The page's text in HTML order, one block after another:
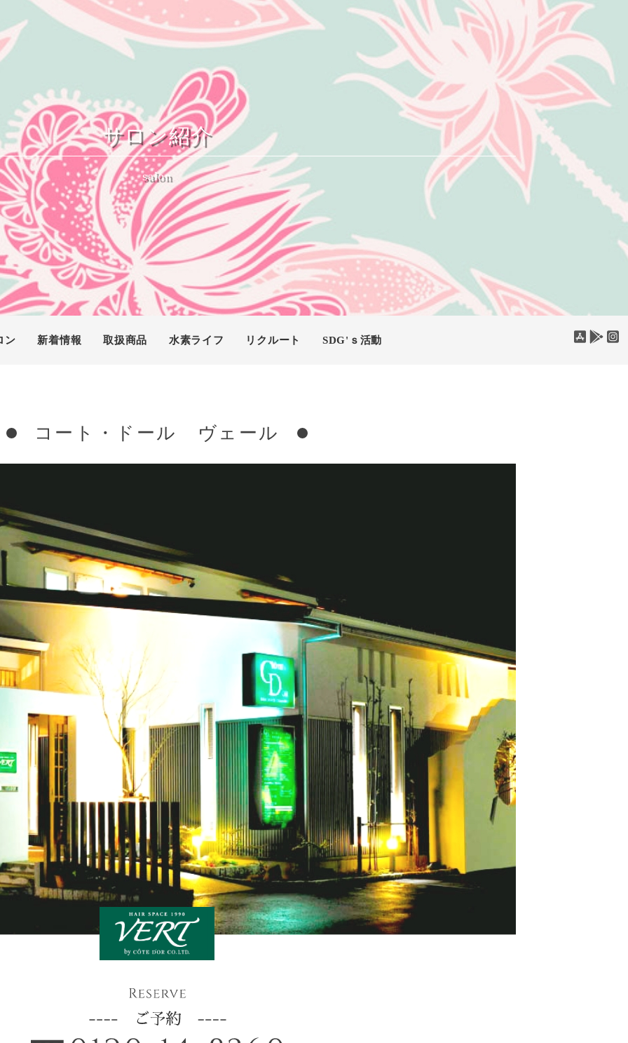
サロン紹介
salon
ン 新着情報 取扱商品 水素ライフ リクルート SDG'ｓ活動
コート・ドール ヴェール